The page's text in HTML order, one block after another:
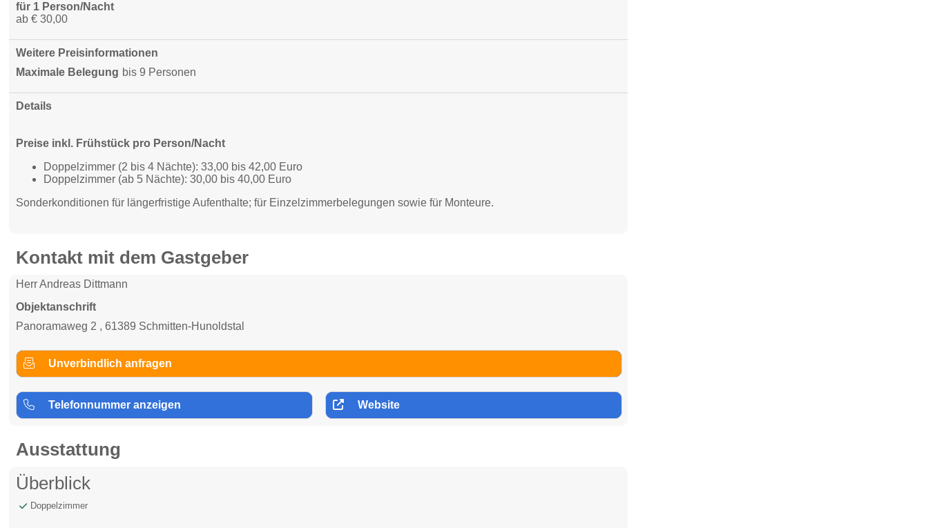
für 1 Person/Nacht
ab € 30,00
Weitere Preisinformationen
Maximale Belegung bis 9 Personen
Details
Preise inkl. Frühstück pro Person/Nacht
Doppelzimmer (2 bis 4 Nächte): 33,00 bis 42,00 Euro
Doppelzimmer (ab 5 Nächte): 30,00 bis 40,00 Euro
Sonderkonditionen für längerfristige Aufenthalte; für Einzelzimmerbelegungen sowie für Monteure.
Kontakt mit dem Gastgeber
Herr Andreas Dittmann
Objektanschrift
Panoramaweg 2 , 61389 Schmitten-Hunoldstal
Unverbindlich anfragen
Telefonnummer anzeigen Website
Ausstattung
Überblick
Doppelzimmer